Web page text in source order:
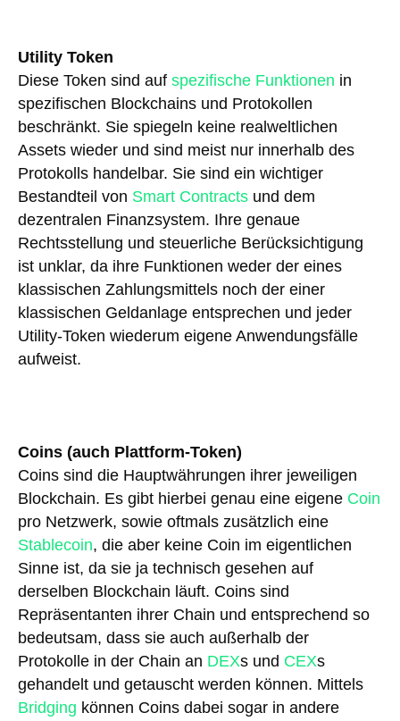
Utility Token
Diese Token sind auf spezifische Funktionen in
spezifischen Blockchains und Protokollen
beschränkt. Sie spiegeln keine realweltlichen
Assets wieder und sind meist nur innerhalb des
Protokolls handelbar. Sie sind ein wichtiger
Bestandteil von Smart Contracts und dem
dezentralen Finanzsystem. Ihre genaue
Rechtsstellung und steuerliche Berücksichtigung
ist unklar, da ihre Funktionen weder der eines
klassischen Zahlungsmittels noch der einer
klassischen Geldanlage entsprechen und jeder
Utility-Token wiederum eigene Anwendungsfälle
aufweist.
Coins (auch Plattform-Token)
Coins sind die Hauptwährungen ihrer jeweiligen
Blockchain. Es gibt hierbei genau eine eigene Coin
pro Netzwerk, sowie oftmals zusätzlich eine
Stablecoin, die aber keine Coin im eigentlichen
Sinne ist, da sie ja technisch gesehen auf
derselben Blockchain läuft. Coins sind
Repräsentanten ihrer Chain und entsprechend so
bedeutsam, dass sie auch außerhalb der
Protokolle in der Chain an DEXs und CEXs
gehandelt und getauscht werden können. Mittels
Bridging können Coins dabei sogar in andere